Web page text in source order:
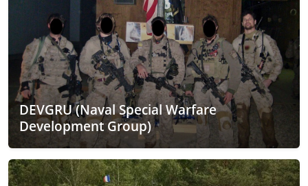
DEVGRU (Naval Special Warfare
Development Group)